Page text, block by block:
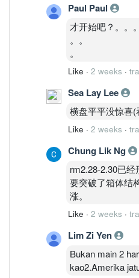
Paul Paul
才开始吧？。。。
。。
。
Like · 2 weeks ·
Sea Lay Lee
横盘平平没惊喜(
Like · 2 weeks ·
Chung Lik Ng
rm2.28-2.30已经
要突破了箱体结
涨。
Like · 2 weeks ·
Lim Zi Yen
Bukan main 2
kao2.Amerika